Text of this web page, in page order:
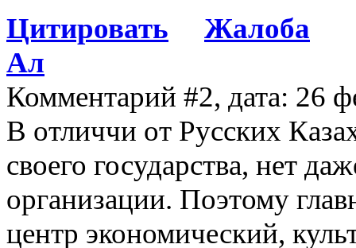
Цитировать
Жалоба
Aл
Комментарий #2, дата: 26
В отличчи от Русских
своего государства, нет
организации. Поэтому
центр экономический,